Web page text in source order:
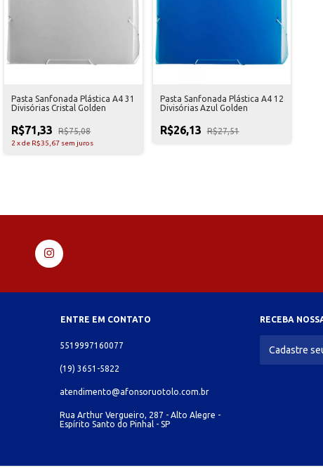
Pasta Sanfonada Plástica A4 31
Divisórias Cristal Golden
R$71,33 R$75,08
2 xde R$35,67 sem juros
Pasta Sanfonada Plástica A4 12
Divisórias Azul Golden
R$26,13 R$27,51
ENTRE EM CONTATO
5519997160077
(19) 3651-5822
atendimento@afonsoruotolo.com.br
Rua Arthur Vergueiro, 287 - Alto Alegre -
Espírito Santo do Pinhal - SP
RECEBA